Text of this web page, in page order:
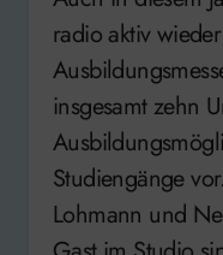
radio aktiv
insgesamt zehn
Studiengänge
Lohmann und